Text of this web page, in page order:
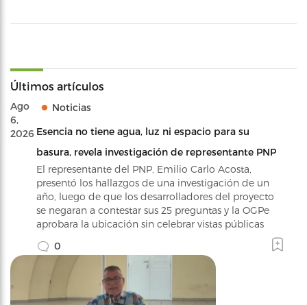
Últimos artículos
Ago
6,
2026
Noticias
Esencia no tiene agua, luz ni espacio para su
basura, revela investigación de representante PNP
El representante del PNP, Emilio Carlo Acosta,
presentó los hallazgos de una investigación de un
año, luego de que los desarrolladores del proyecto
se negaran a contestar sus 25 preguntas y la OGPe
aprobara la ubicación sin celebrar vistas públicas
0